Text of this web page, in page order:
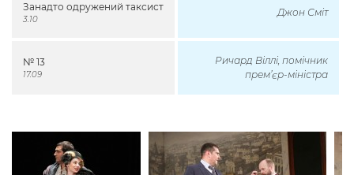
Занадто одружений таксист
3.10
Джон Сміт
№ 13
17.09
Ричард Віллі, помічник
прем’єр-міністра